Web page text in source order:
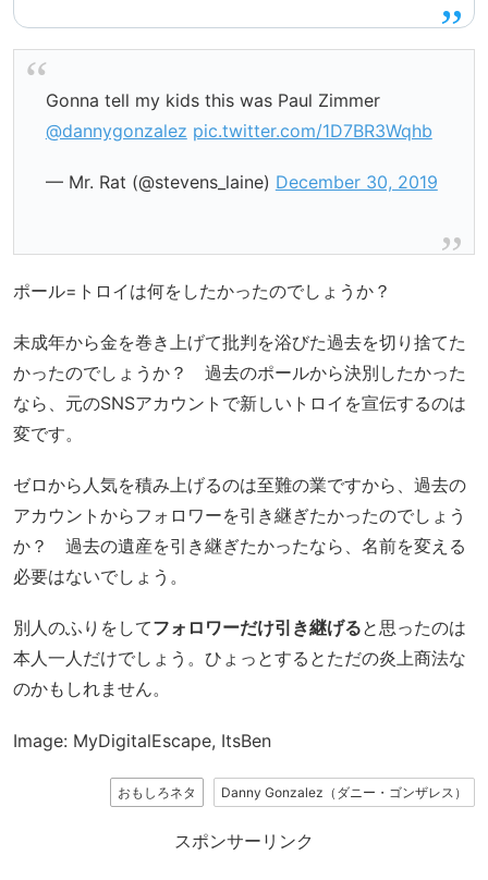
Gonna tell my kids this was Paul Zimmer
@dannygonzalez pic.twitter.com/1D7BR3Wqhb
— Mr. Rat (@stevens_laine) December 30, 2019
ポール=トロイは何をしたかったのでしょうか？
未成年から金を巻き上げて批判を浴びた過去を切り捨てた
かったのでしょうか？ 過去のポールから決別したかった
なら、元のSNSアカウントで新しいトロイを宣伝するのは
変です。
ゼロから人気を積み上げるのは至難の業ですから、過去の
アカウントからフォロワーを引き継ぎたかったのでしょう
か？ 過去の遺産を引き継ぎたかったなら、名前を変える
必要はないでしょう。
別人のふりをしてフォロワーだけ引き継げると思ったのは
本人一人だけでしょう。ひょっとするとただの炎上商法な
のかもしれません。
Image: MyDigitalEscape, ItsBen
おもしろネタ Danny Gonzalez（ダニー・ゴンザレス）
スポンサーリンク